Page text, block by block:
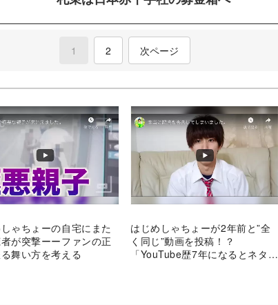
1 (current)
2 次ページ
ゃちょーの自宅にまた
が突撃ーーファンの正
舞い方を考える
はじめしゃちょーが2年前と”全
く同じ”動画を投稿！？
「YouTube歴7年になるとネタが